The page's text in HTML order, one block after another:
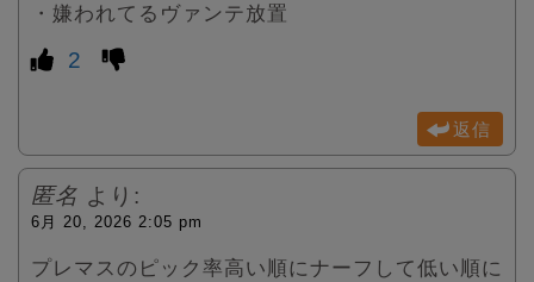
・嫌われてるヴァンテ放置
2
返信
匿名 より:
6月 20, 2026 2:05 pm
プレマスのピック率高い順にナーフして低い順に